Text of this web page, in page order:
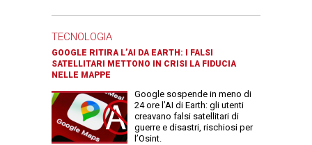
TECNOLOGIA
GOOGLE RITIRA L’AI DA EARTH: I FALSI
SATELLITARI METTONO IN CRISI LA FIDUCIA
NELLE MAPPE
Google sospende in meno di
24 ore l’AI di Earth: gli utenti
creavano falsi satellitari di
guerre e disastri, rischiosi per
l’Osint.